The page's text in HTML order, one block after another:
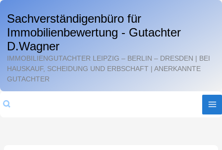
Zum
Inhalt
springen
Sachverständigenbüro für
Immobilienbewertung - Gutachter
D.Wagner
IMMOBILIENGUTACHTER LEIPZIG – BERLIN – DRESDEN | BEI
HAUSKAUF, SCHEIDUNG UND ERBSCHAFT | ANERKANNTE
GUTACHTER
Suchen